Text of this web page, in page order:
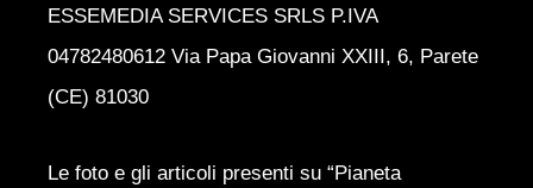
ESSEMEDIA SERVICES SRLS P.IVA
04782480612 Via Papa Giovanni XXIII, 6, Parete
(CE) 81030
Le foto e gli articoli presenti su “Pianeta